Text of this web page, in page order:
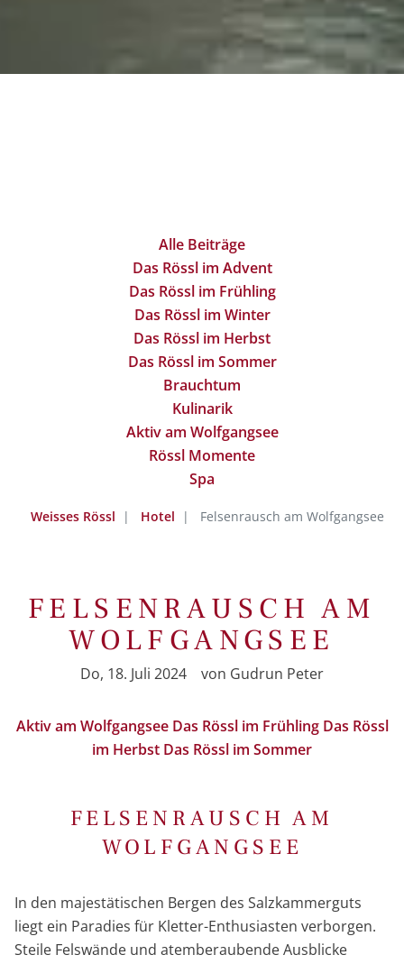
Weisses Rössl Hotel Felsenrausch am Wolfgangsee
FELSENRAUSCH AM
WOLFGANGSEE
Do, 18. Juli 2024 von Gudrun Peter
Aktiv am Wolfgangsee Das Rössl im Frühling Das Rössl
im Herbst Das Rössl im Sommer
FELSENRAUSCH AM
WOLFGANGSEE
In den majestätischen Bergen des Salzkammerguts
liegt ein Paradies für Kletter-Enthusiasten verborgen.
Steile Felswände und atemberaubende Ausblicke
Alle Beiträge
Das Rössl im Advent
Das Rössl im Frühling
Das Rössl im Winter
Das Rössl im Herbst
Das Rössl im Sommer
Brauchtum
Kulinarik
Aktiv am Wolfgangsee
Rössl Momente
Spa